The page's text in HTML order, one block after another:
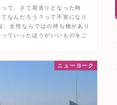
て、さて荷造りとなった時
なんだろう？って不安になり
、女性ならではの持ち物があり
ていったほうがいいものをご
ニューヨーク